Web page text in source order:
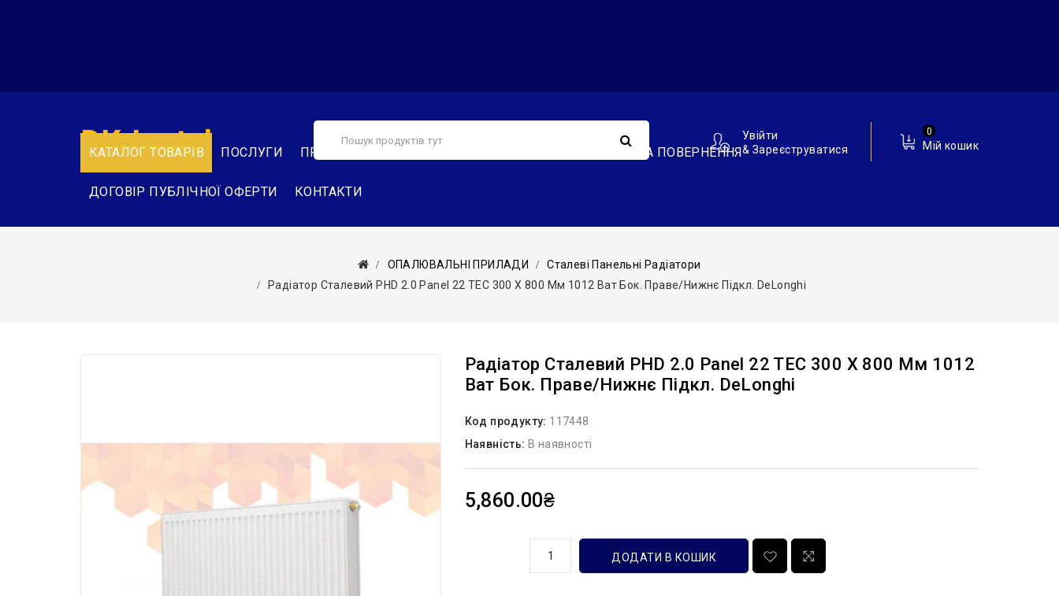
КАТАЛОГ ТОВАРІВ ПОСЛУГИ ПРО НАС ОБМІН ТА ПОВЕРНЕННЯ
ДОГОВІР ПУБЛІЧНОЇ ОФЕРТИ КОНТАКТИ
Мій кошик
0
Увійти
& Зареєструватися
DK-Instal
ОПАЛЮВАЛЬНІ ПРИЛАДИ
Сталеві Панельні Радіатори
Радіатор Сталевий PHD 2.0 Panel 22 TEC 300 X 800 Мм 1012 Ват Бок. Праве/нижнє Підкл. DeLonghi
Радіатор Сталевий PHD 2.0 Panel 22 TEC 300 X 800 Мм 1012
Ват Бок. Праве/нижнє Підкл. DeLonghi
Код продукту: 117448
Наявність: В наявності
5,860.00₴
ДОДАТИ В КОШИК